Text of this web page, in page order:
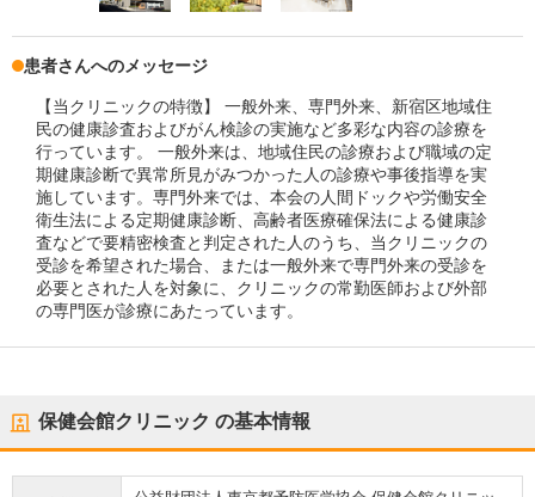
患者さんへのメッセージ
【当クリニックの特徴】 一般外来、専門外来、新宿区地域住
民の健康診査およびがん検診の実施など多彩な内容の診療を
行っています。 一般外来は、地域住民の診療および職域の定
期健康診断で異常所見がみつかった人の診療や事後指導を実
施しています。専門外来では、本会の人間ドックや労働安全
衛生法による定期健康診断、高齢者医療確保法による健康診
査などで要精密検査と判定された人のうち、当クリニックの
受診を希望された場合、または一般外来で専門外来の受診を
必要とされた人を対象に、クリニックの常勤医師および外部
の専門医が診療にあたっています。
保健会館クリニック の基本情報